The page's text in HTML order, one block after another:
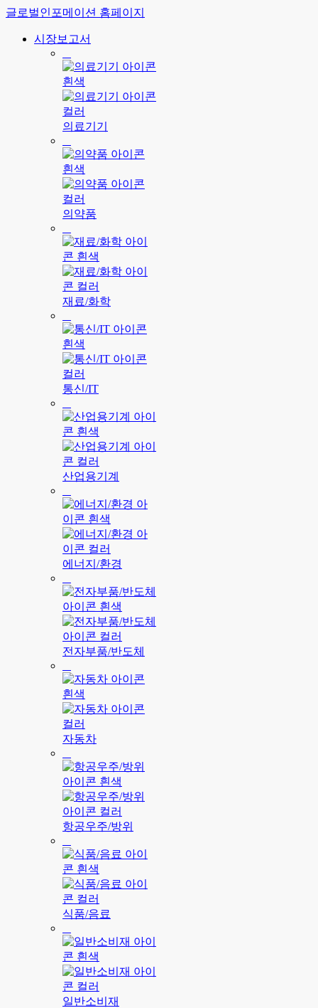
글로벌인포메이션 홈페이지
시장보고서
의료기기
의약품
재료/화학
통신/IT
산업용기계
에너지/환경
전자부품/반도체
자동차
항공우주/방위
식품/음료
일반소비재